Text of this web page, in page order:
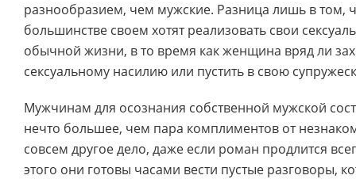
разнообразием, чем мужские. Разница лишь в том,
большинстве своем хотят реализовать свои
обычной жизни, в то время как женщина вряд ли
сексуальному насилию или пустить в свою
Мужчинам для осознания собственной мужской
нечто большее, чем пара комплиментов от
совсем другое дело, даже если роман продлится
этого они готовы часами вести пустые разговоры,